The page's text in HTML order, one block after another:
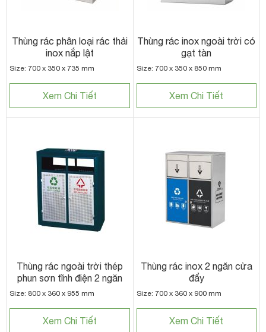
Thùng rác phân loại rác thải
inox nắp lật
Size: 700 x 350 x 735 mm
Xem Chi Tiết
Thùng rác inox ngoài trời có
gạt tàn
Size: 700 x 350 x 850 mm
Xem Chi Tiết
Thùng rác ngoài trời thép
phun sơn tĩnh điện 2 ngăn
Size: 800 x 360 x 955 mm
Xem Chi Tiết
Thùng rác inox 2 ngăn cửa
đẩy
Size: 700 x 360 x 900 mm
Xem Chi Tiết